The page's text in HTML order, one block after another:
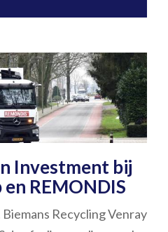
Investment bij
REMONDIS
Recycling Venray